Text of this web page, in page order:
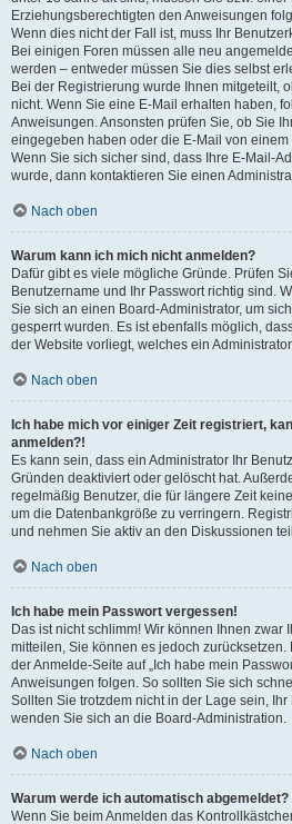
Erziehungsberechtigten den Anweisungen
Wenn dies nicht der Fall ist, muss Ihr
Bei einigen Foren müssen alle neu
werden – entweder müssen Sie dies selbst
Bei der Registrierung wurde Ihnen mitgeteilt,
nicht. Wenn Sie eine E-Mail erhalten haben,
Anweisungen. Ansonsten prüfen Sie, ob Sie
eingegeben haben oder die E-Mail von
Wenn Sie sich sicher sind, dass Ihre E-Mail-
wurde, dann kontaktieren Sie einen
Nach oben
Warum kann ich mich nicht anmelden?
Dafür gibt es viele mögliche Gründe. Prüfen
Benutzername und Ihr Passwort richtig sind.
Sie sich an einen Board-Administrator, um
gesperrt wurden. Es ist ebenfalls möglich,
der Website vorliegt, welches ein
Nach oben
Ich habe mich vor einiger Zeit registriert,
anmelden?!
Es kann sein, dass ein Administrator Ihr
Gründen deaktiviert oder gelöscht hat.
regelmäßig Benutzer, die für längere Zeit
um die Datenbankgröße zu verringern.
und nehmen Sie aktiv an den Diskussionen
Nach oben
Ich habe mein Passwort vergessen!
Das ist nicht schlimm! Wir können Ihnen zwar
mitteilen, Sie können es jedoch
der Anmelde-Seite auf „Ich habe mein
Anweisungen folgen. So sollten Sie sich
Sollten Sie trotzdem nicht in der Lage sein,
wenden Sie sich an die Board-Administration.
Nach oben
Warum werde ich automatisch abgemeldet?
Wenn Sie beim Anmelden das